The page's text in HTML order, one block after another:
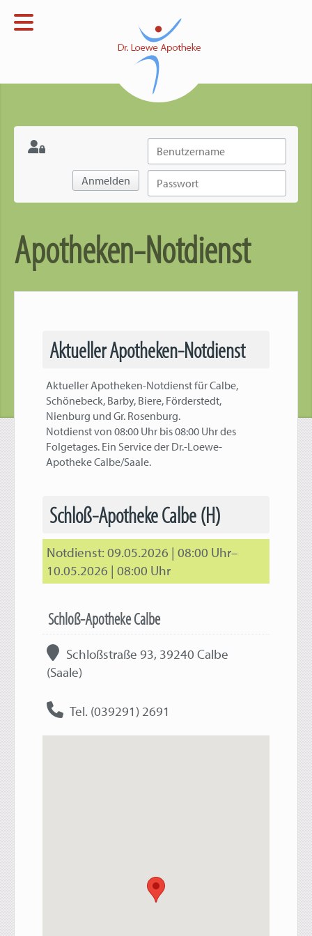
Apotheke Open submenu
Impressum
Anmelden
Apotheken-Notdienst
Aktueller Apotheken-Notdienst
Aktueller Apotheken-Notdienst für Calbe,
Schönebeck, Barby, Biere, Förderstedt,
Nienburg und Gr. Rosenburg.
Notdienst von 08:00 Uhr bis 08:00 Uhr des
Folgetages. Ein Service der Dr.-Loewe-
Apotheke Calbe/Saale.
Schloß-Apotheke Calbe (H)
09.05.2026 | 08:00 Uhr–
10.05.2026 | 08:00 Uhr
Schloß-Apotheke Calbe
Schloßstraße 93, 39240 Calbe
(Saale)
Tel. (039291) 2691